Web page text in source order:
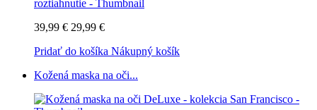
39,99 € 29,99 €
Pridať do košíka Nákupný košík
Kožená maska na oči...